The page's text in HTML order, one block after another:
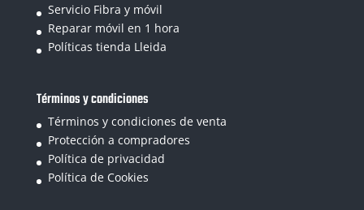
Servicio Fibra y móvil
Reparar móvil en 1 hora
Políticas tienda Lleida
Términos y condiciones
Términos y condiciones de venta
Protección a compradores
Política de privacidad
Política de Cookies